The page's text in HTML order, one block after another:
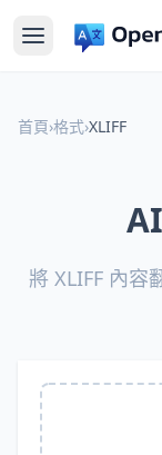
首頁›格式›XLIFF
將 XLIFF 內容